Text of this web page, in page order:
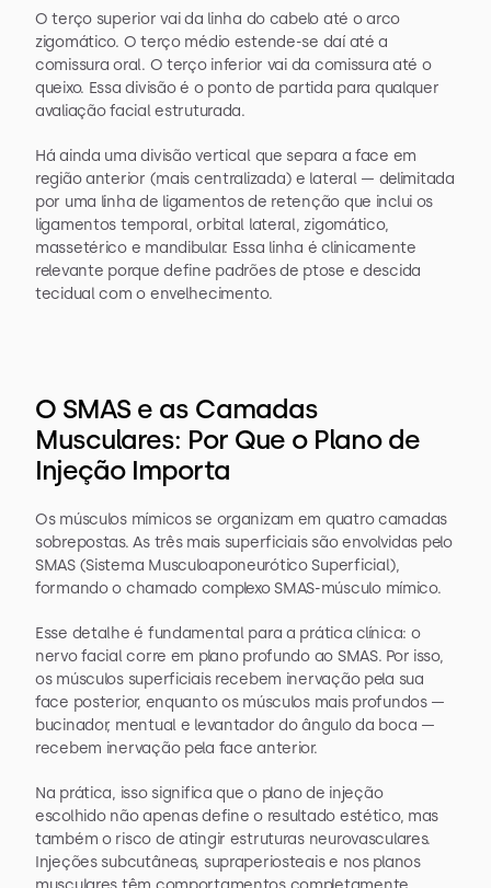
O terço superior vai da linha do cabelo até o arco
zigomático. O terço médio estende-se daí até a
comissura oral. O terço inferior vai da comissura até o
queixo. Essa divisão é o ponto de partida para qualquer
avaliação facial estruturada.
Há ainda uma divisão vertical que separa a face em
região anterior (mais centralizada) e lateral — delimitada
por uma linha de ligamentos de retenção que inclui os
ligamentos temporal, orbital lateral, zigomático,
massetérico e mandibular. Essa linha é clinicamente
relevante porque define padrões de ptose e descida
tecidual com o envelhecimento.
O SMAS e as Camadas
Musculares: Por Que o Plano de
Injeção Importa
Os músculos mímicos se organizam em quatro camadas
sobrepostas. As três mais superficiais são envolvidas pelo
SMAS (Sistema Musculoaponeurótico Superficial),
formando o chamado complexo SMAS-músculo mímico.
Esse detalhe é fundamental para a prática clínica: o
nervo facial corre em plano profundo ao SMAS. Por isso,
os músculos superficiais recebem inervação pela sua
face posterior, enquanto os músculos mais profundos —
bucinador, mentual e levantador do ângulo da boca —
recebem inervação pela face anterior.
Na prática, isso significa que o plano de injeção
escolhido não apenas define o resultado estético, mas
também o risco de atingir estruturas neurovasculares.
Injeções subcutâneas, supraperiosteais e nos planos